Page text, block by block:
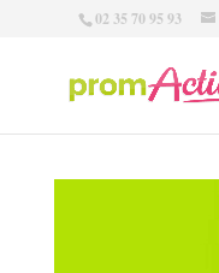
02 35 70 95 93